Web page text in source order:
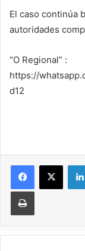
El caso continúa
autoridades
“O Regional” :
https://
d12
Facebook
X
Imprimir